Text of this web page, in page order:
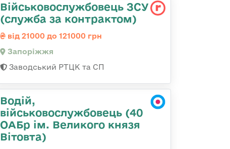
Військовослужбовець ЗСУ
(служба за контрактом)
від 21000 до 121000 грн
Запоріжжя
Заводський РТЦК та СП
Водій,
військовослужбовець (40
ОАБр ім. Великого князя
Вітовта)